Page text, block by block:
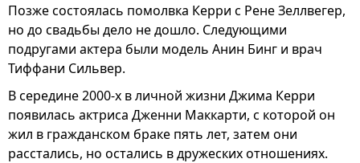
Позже состоялась помолвка Керри с Рене Зеллвегер,
но до свадьбы дело не дошло. Следующими
подругами актера были модель Анин Бинг и врач
Тиффани Сильвер.
В середине 2000-х в личной жизни Джима Керри
появилась актриса Дженни Маккарти, с которой он
жил в гражданском браке пять лет, затем они
расстались, но остались в дружеских отношениях.